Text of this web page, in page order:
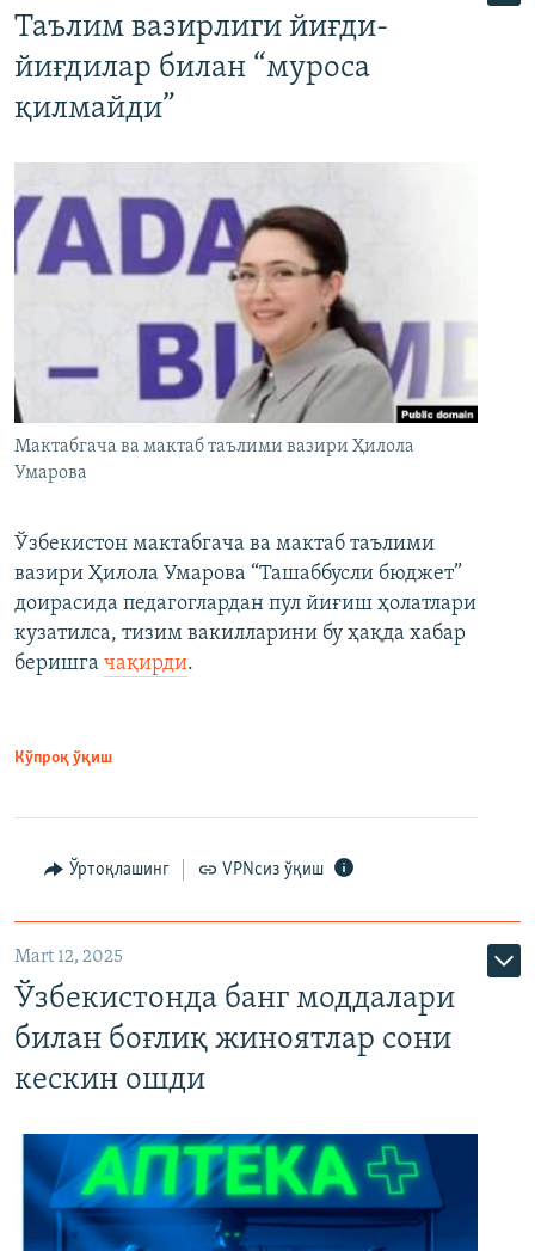
Таълим вазирлиги йиғди-
йиғдилар билан “муроса
қилмайди”
Мактабгача ва мактаб таълими вазири Ҳилола
Умарова
Ўзбекистон мактабгача ва мактаб таълими
вазири Ҳилола Умарова “Ташаббусли бюджет”
доирасида педагоглардан пул йиғиш ҳолатлари
кузатилса, тизим вакилларини бу ҳақда хабар
беришга чақирди.
Кўпроқ ўқиш
Ўртоқлашинг VPNсиз ўқиш
Mart 12, 2025
Ўзбекистонда банг моддалари
билан боғлиқ жиноятлар сони
кескин ошди